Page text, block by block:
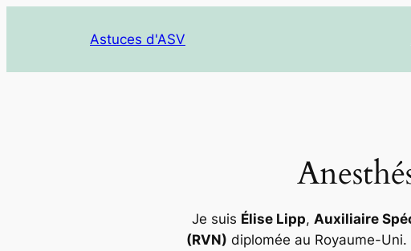
Astuces d'ASV
Je suis Élise Lipp, Auxiliaire
(RVN) diplomée au Royaume-